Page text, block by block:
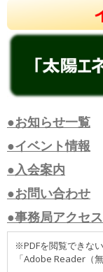
●お知らせ一覧
●イベント情報
●入会案内
●お問い合わせ
●事務局アクセス
※PDFを閲覧できな
「Adobe Reader（